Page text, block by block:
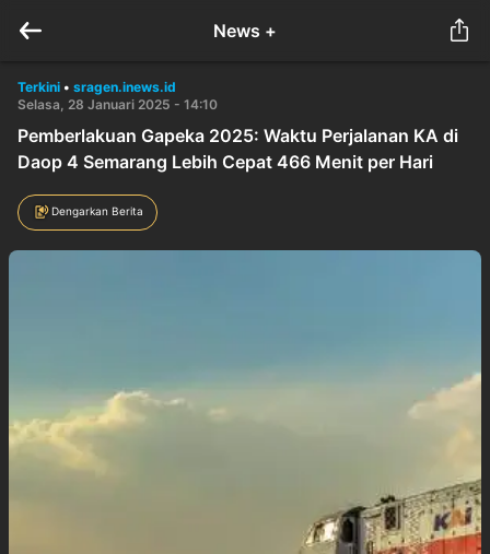
News +
Terkini • sragen.inews.id
Selasa, 28 Januari 2025 - 14:10
Pemberlakuan Gapeka 2025: Waktu Perjalanan KA di
Daop 4 Semarang Lebih Cepat 466 Menit per Hari
Dengarkan Berita